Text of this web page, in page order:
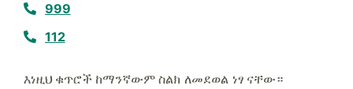
999
112
እነዚህ ቁጥሮች ከማንኛውም ስልክ ለመደወል ነፃ ናቸው።